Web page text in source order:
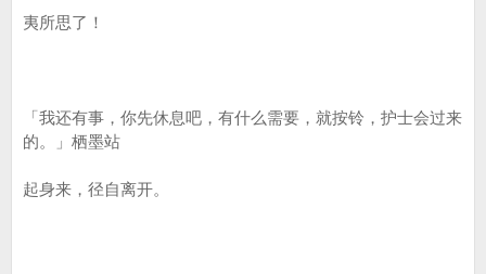
夷所思了！
「我还有事，你先休息吧，有什么需要，就按铃，护士会过来
的。」栖墨站
起身来，径自离开。